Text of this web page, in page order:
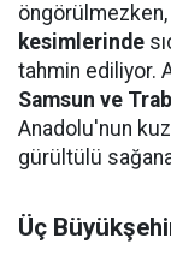
öngörülmezken,
kesimlerinde
tahmin ediliyor.
Samsun ve
Anadolu'nun
gürültülü
Üç